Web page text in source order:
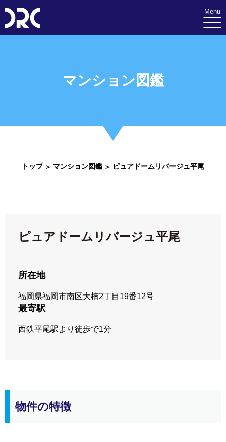
Menu
マンション図鑑
トップ マンション図鑑 ピュアドームリバージュ平尾
ピュアドームリバージュ平尾
所在地
福岡県福岡市南区大楠2丁目19番12号
最寄駅
西鉄平尾駅より徒歩で1分
物件の特徴